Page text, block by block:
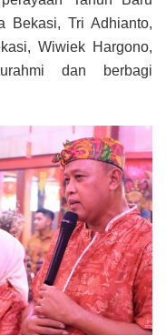
Bekasi, Tri Adhianto,
Wiwiek Hargono,
dan berbagi